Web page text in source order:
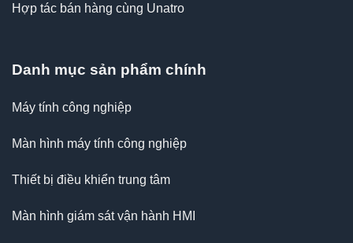
Hợp tác bán hàng cùng Unatro
Danh mục sản phẩm chính
Máy tính công nghiệp
Màn hình máy tính công nghiệp
Thiết bị điều khiển trung tâm
Màn hình giám sát vận hành HMI